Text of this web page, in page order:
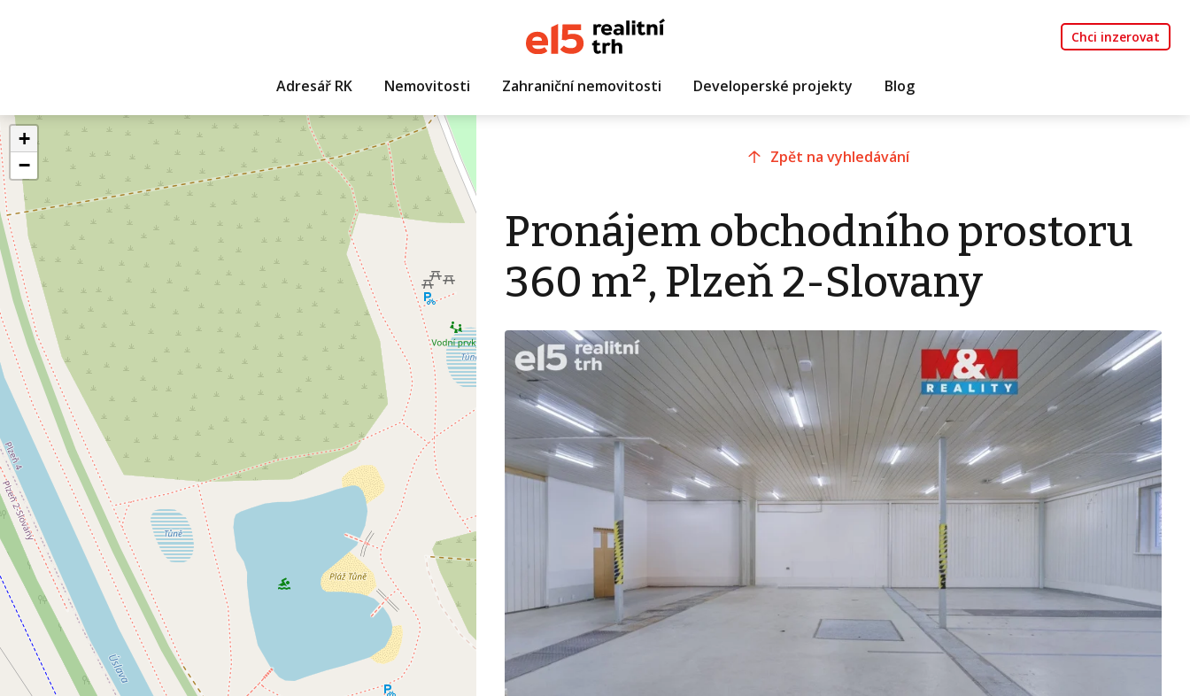
Chci inzerovat
Adresář RK Nemovitosti Zahraniční nemovitosti Developerské projekty Blog
+
−
Zpět na vyhledávání
Pronájem obchodního prostoru
360 m², Plzeň 2-Slovany